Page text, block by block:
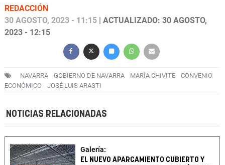
REDACCIÓN
30 AGOSTO, 2023 - 11:15 | ACTUALIZADO: 30 AGOSTO,
2023 - 12:15
NAVARRA GOBIERNO DE NAVARRA MARÍA CHIVITE
CONVENIO
ECONÓMICO
JOSÉ LUIS ARASTI
NOTICIAS RELACIONADAS
Galería:
EL NUEVO APARCAMIENTO CUBIERTO Y